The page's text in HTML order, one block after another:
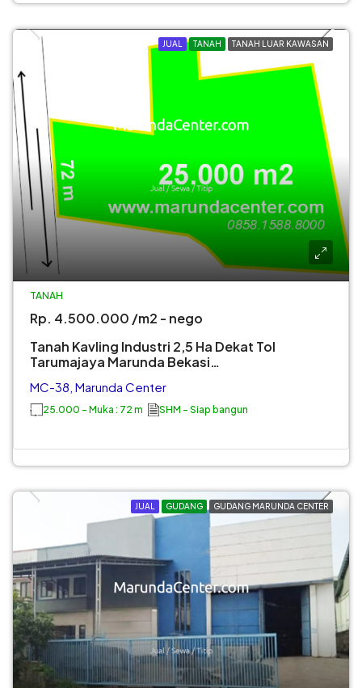
JUAL TANAH TANAH LUAR KAWASAN
TANAH
Rp. 4.500.000 /m2 - nego
Tanah Kavling Industri 2,5 Ha Dekat Tol
Tarumajaya Marunda Bekasi…
MC-38, Marunda Center
25.000 - Muka : 72 m SHM - Siap bangun
JUAL GUDANG GUDANG MARUNDA CENTER